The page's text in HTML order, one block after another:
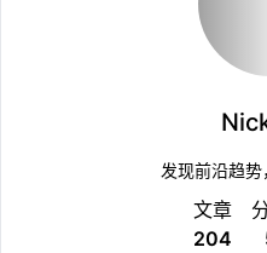
发现前沿趋
文章
204